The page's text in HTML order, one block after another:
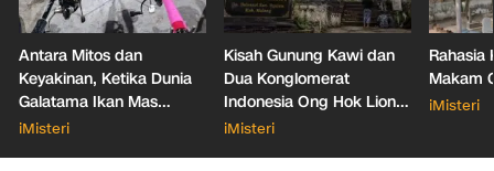
Antara Mitos dan
Keyakinan, Ketika Dunia
Galatama Ikan Mas
Bersentuhan dengan Hal
iMisteri
Kisah Gunung Kawi dan
Dua Konglomerat
Indonesia Ong Hok Liong
hingga Liem Sioe Liong
iMisteri
Rahasia
Makam
iMisteri